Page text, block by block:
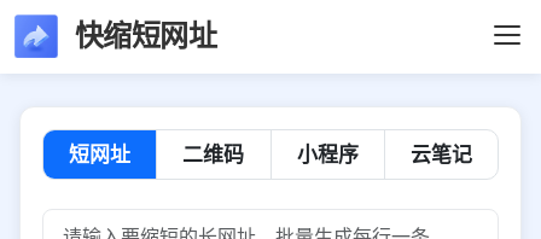
快缩短网址
短网址 二维码 小程序 云笔记